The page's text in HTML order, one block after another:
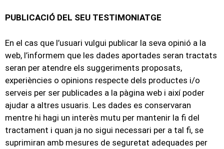
PUBLICACIÓ DEL SEU TESTIMONIATGE
En el cas que l’usuari vulgui publicar la seva opinió a la
web, l’informem que les dades aportades seran tractats
seran per atendre els suggeriments proposats,
experiències o opinions respecte dels productes i/o
serveis per ser publicades a la pàgina web i així poder
ajudar a altres usuaris. Les dades es conservaran
mentre hi hagi un interès mutu per mantenir la fi del
tractament i quan ja no sigui necessari per a tal fi, se
suprimiran amb mesures de seguretat adequades per